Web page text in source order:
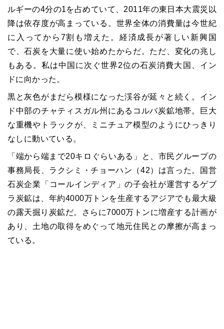
ルギーの4分の1を占めていて、2011年の東日本大震災以
降は依存度が高まっている。世界全体の消費量は今世紀
に入ってから7割も増えた。経済成長が著しい新興国
で、石炭を大量に使い始めたからだ。ただ、変化の兆し
もある。私は中国に次ぐ世界2位の石炭消費大国、イン
ドに向かった。
黒と灰色がまだら模様になった渓谷が延々と続く。イン
ド中部のチャティスガル州にあるコルバ炭鉱地帯。巨大
な重機やトラックが、ミニチュア模型のようにひっきり
なしに動いている。
「端から端まで20キロぐらいある」と、市民グループの
事務局長、ラクシミ・チョーハン（42）は言った。国営
石炭企業「コールインディア」の子会社が運営するゲブ
ラ炭鉱は、年約4000万トンを生産するアジアでも最大級
の露天掘り炭鉱だ。さらに7000万トンに増産する計画が
あり、土地の取得をめぐって地元住民との摩擦が高まっ
ている。